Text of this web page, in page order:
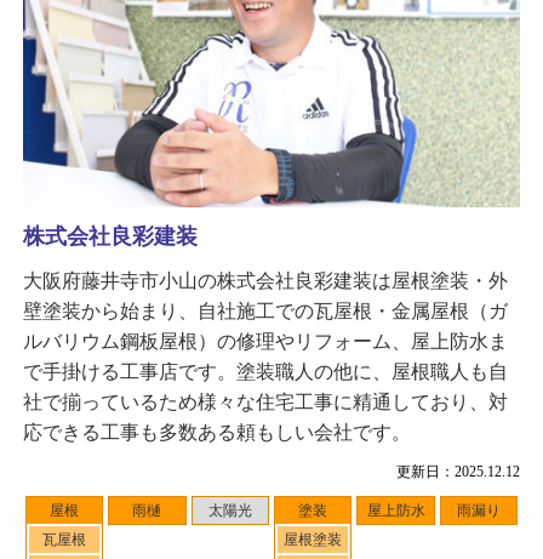
更新日：2025.12.12
屋根
瓦屋根
雨樋 太陽光
塗装
屋根塗装
屋上防水 雨漏り
株式会社良彩建装
大阪府藤井寺市小山の株式会社良彩建装は屋根塗装・外
壁塗装から始まり、自社施工での瓦屋根・金属屋根（ガ
ルバリウム鋼板屋根）の修理やリフォーム、屋上防水ま
で手掛ける工事店です。塗装職人の他に、屋根職人も自
社で揃っているため様々な住宅工事に精通しており、対
応できる工事も多数ある頼もしい会社です。